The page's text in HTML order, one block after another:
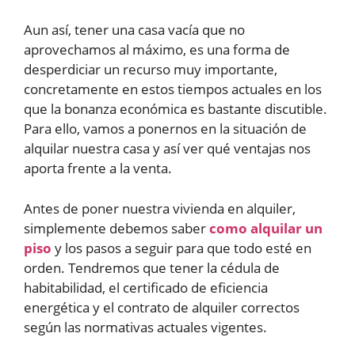
Aun así, tener una casa vacía que no
aprovechamos al máximo, es una forma de
desperdiciar un recurso muy importante,
concretamente en estos tiempos actuales en los
que la bonanza económica es bastante discutible.
Para ello, vamos a ponernos en la situación de
alquilar nuestra casa y así ver qué ventajas nos
aporta frente a la venta.
Antes de poner nuestra vivienda en alquiler,
simplemente debemos sabercomo alquilar un
piso y los pasos a seguir para que todo esté en
orden. Tendremos que tener la cédula de
habitabilidad, el certificado de eficiencia
energética y el contrato de alquiler correctos
según las normativas actuales vigentes.